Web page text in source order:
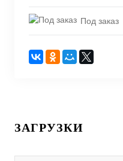
Под заказ
ЗАГРУЗКИ